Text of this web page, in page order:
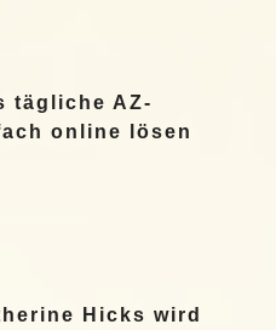
tägliche AZ-
online lösen
Hicks wird